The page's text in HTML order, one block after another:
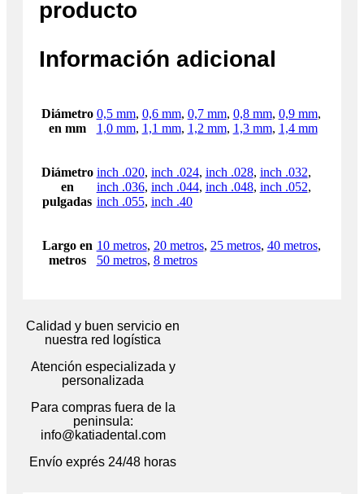
producto
Información adicional
Diámetro
en mm
0,5 mm, 0,6 mm, 0,7 mm, 0,8 mm, 0,9 mm,
1,0 mm, 1,1 mm, 1,2 mm, 1,3 mm, 1,4 mm
Diámetro
en
pulgadas
inch .020, inch .024, inch .028, inch .032,
inch .036, inch .044, inch .048, inch .052,
inch .055, inch .40
Largo en
metros
10 metros, 20 metros, 25 metros, 40 metros,
50 metros, 8 metros
Calidad y buen servicio en
nuestra red logística
Atención especializada y
personalizada
Para compras fuera de la
peninsula:
info@katiadental.com
Envío exprés 24/48 horas